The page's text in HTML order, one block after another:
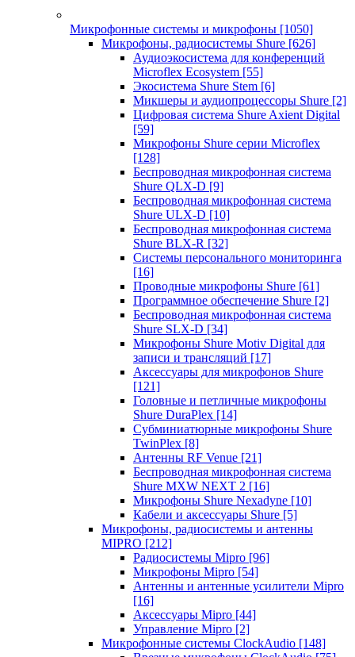
Микрофонные системы и микрофоны [1050]
Микрофоны, радиосистемы Shure [626]
Аудиоэкосистема для конференций
Microflex Ecosystem [55]
Экосистема Shure Stem [6]
Микшеры и аудиопроцессоры Shure [2]
Цифровая система Shure Axient Digital
[59]
Микрофоны Shure серии Microflex
[128]
Беспроводная микрофонная система
Shure QLX-D [9]
Беспроводная микрофонная система
Shure ULX-D [10]
Беспроводная микрофонная система
Shure BLX-R [32]
Системы персонального мониторинга
[16]
Проводные микрофоны Shure [61]
Программное обеспечение Shure [2]
Беспроводная микрофонная система
Shure SLX-D [34]
Микрофоны Shure Motiv Digital для
записи и трансляций [17]
Аксессуары для микрофонов Shure
[121]
Головные и петличные микрофоны
Shure DuraPlex [14]
Субминиатюрные микрофоны Shure
TwinPlex [8]
Антенны RF Venue [21]
Беспроводная микрофонная система
Shure MXW NEXT 2 [16]
Микрофоны Shure Nexadyne [10]
Кабели и аксессуары Shure [5]
Микрофоны, радиосистемы и антенны
MIPRO [212]
Радиосистемы Mipro [96]
Микрофоны Mipro [54]
Антенны и антенные усилители Mipro
[16]
Аксессуары Mipro [44]
Управление Mipro [2]
Микрофонные системы ClockAudio [148]